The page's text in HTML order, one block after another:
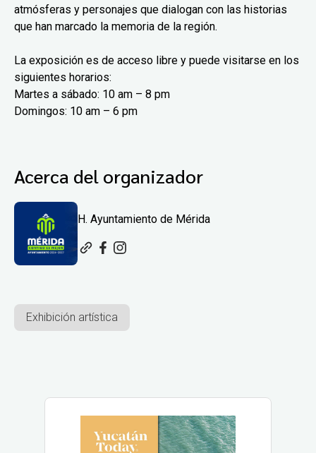
atmósferas y personajes que dialogan con las historias
que han marcado la memoria de la región.
La exposición es de acceso libre y puede visitarse en los
siguientes horarios:
Martes a sábado: 10 am – 8 pm
Domingos: 10 am – 6 pm
Acerca del organizador
H. Ayuntamiento de Mérida
Exhibición artística